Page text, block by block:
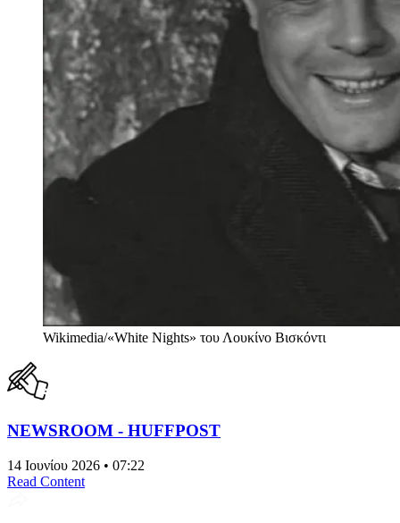
Wikimedia/«White Nights» του Λουκίνο Βισκόντι
NEWSROOM - HUFFPOST
14 Ιουνίου 2026 • 07:22
Read Content